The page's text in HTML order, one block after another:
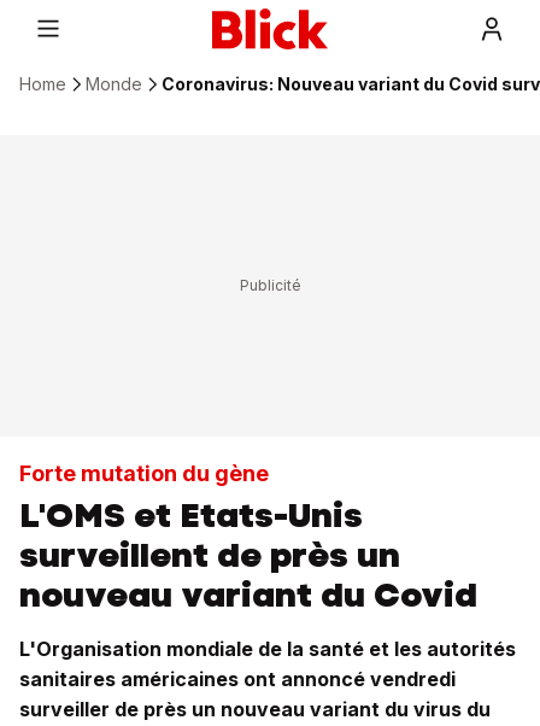
Home Monde Coronavirus: Nouveau variant du Covid
Forte mutation du gène
L'OMS et Etats-Unis
surveillent de près un
nouveau variant du Covid
L'Organisation mondiale de la santé et les autorités
sanitaires américaines ont annoncé vendredi
surveiller de près un nouveau variant du virus du